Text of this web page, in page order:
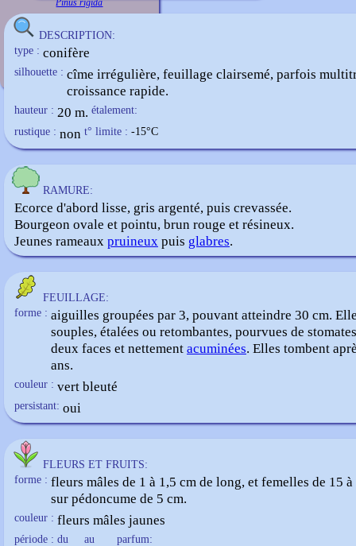
Pinus rigida
DESCRIPTION:
type : conifère
silhouette : cîme irrégulière, feuillage clairsemé, parfois
croissance rapide.
hauteur : 20 m. étalement:
rustique : non t° limite : -15°C
RAMURE:
Ecorce d'abord lisse, gris argenté, puis crevassée.
Bourgeon ovale et pointu, brun rouge et résineux.
Jeunes rameaux pruineux puis glabres.
FEUILLAGE:
forme : aiguilles groupées par 3, pouvant atteindre 30 cm.
souples, étalées ou retombantes, pourvues de
deux faces et nettement acuminées. Elles tombent
ans.
couleur : vert bleuté
persistant: oui
FLEURS ET FRUITS:
forme : fleurs mâles de 1 à 1,5 cm de long, et femelles de 15
sur pédoncume de 5 cm.
couleur : fleurs mâles jaunes
période : du au
parfum: